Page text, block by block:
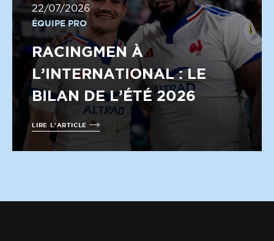
22/07/2026
ÉQUIPE PRO
RACINGMEN À
L’INTERNATIONAL : LE
BILAN DE L’ÉTÉ 2026
LIRE L'ARTICLE